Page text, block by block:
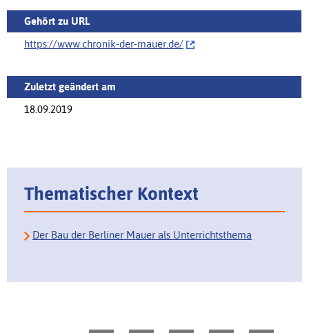
Gehört zu URL
https://www.chronik-der-mauer.de/‌
Zuletzt geändert am
18.09.2019
Thematischer Kontext
Der Bau der Berliner Mauer als Unterrichtsthema